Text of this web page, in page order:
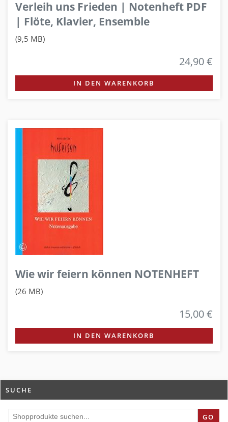
Verleih uns Frieden | Notenheft PDF
| Flöte, Klavier, Ensemble
(9,5 MB)
24,90 €
IN DEN WARENKORB
Wie wir feiern können NOTENHEFT
(26 MB)
15,00 €
IN DEN WARENKORB
SUCHE
GO